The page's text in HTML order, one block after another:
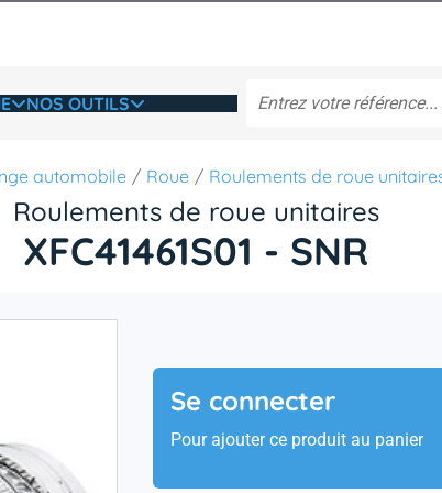
NOS OUTILS
automobile Roue Roulements de roue
Roulements de roue unitaires
XFC41461S01 - SNR
Se connecter
Pour ajouter ce produit au panier